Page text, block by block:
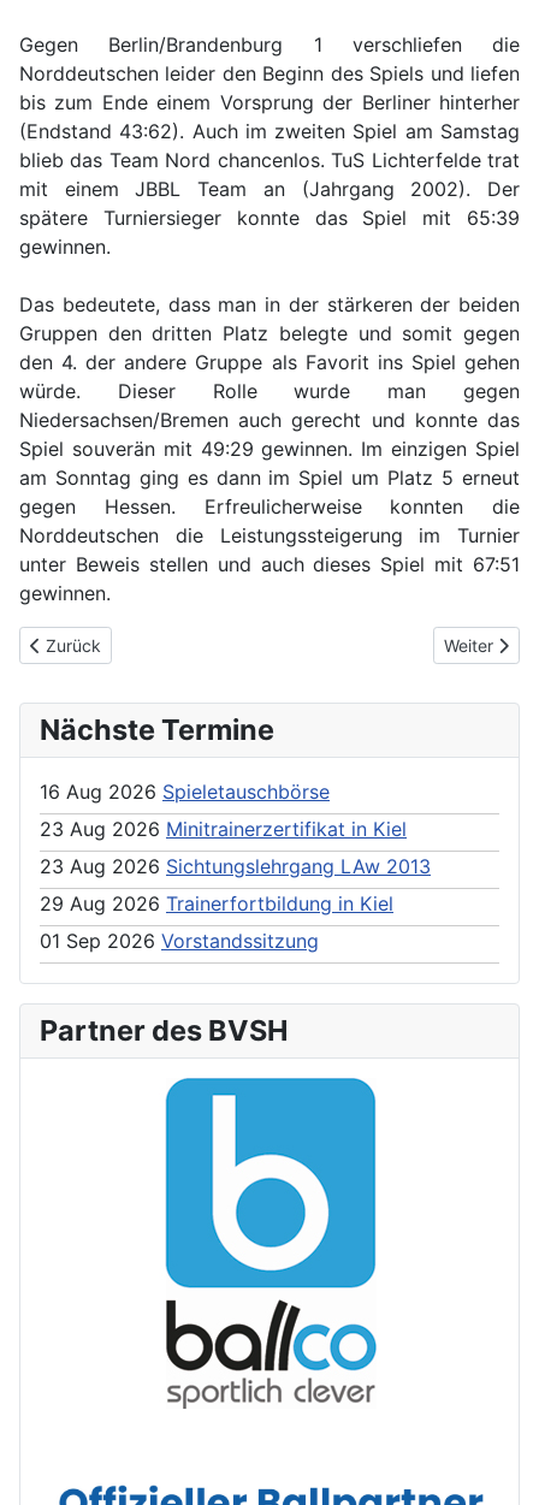
Gegen Berlin/Brandenburg 1 verschliefen die
Norddeutschen leider den Beginn des Spiels und liefen
bis zum Ende einem Vorsprung der Berliner hinterher
(Endstand 43:62). Auch im zweiten Spiel am Samstag
blieb das Team Nord chancenlos. TuS Lichterfelde trat
mit einem JBBL Team an (Jahrgang 2002). Der
spätere Turniersieger konnte das Spiel mit 65:39
gewinnen.
Das bedeutete, dass man in der stärkeren der beiden
Gruppen den dritten Platz belegte und somit gegen
den 4. der andere Gruppe als Favorit ins Spiel gehen
würde. Dieser Rolle wurde man gegen
Niedersachsen/Bremen auch gerecht und konnte das
Spiel souverän mit 49:29 gewinnen. Im einzigen Spiel
am Sonntag ging es dann im Spiel um Platz 5 erneut
gegen Hessen. Erfreulicherweise konnten die
Norddeutschen die Leistungssteigerung im Turnier
unter Beweis stellen und auch dieses Spiel mit 67:51
gewinnen.
Previous article: LAm 2005 im Sommer 2017
Zurück Next
Weiter
Nächste Termine
16 Aug 2026 Spieletauschbörse
23 Aug 2026 Minitrainerzertifikat in Kiel
23 Aug 2026 Sichtungslehrgang LAw 2013
29 Aug 2026 Trainerfortbildung in Kiel
01 Sep 2026 Vorstandssitzung
Partner des BVSH